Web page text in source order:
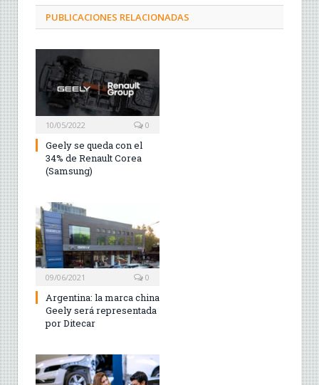
PUBLICACIONES RELACIONADAS
10/05/2022 0
Geely se queda con el
34% de Renault Corea
(Samsung)
09/06/2021 0
Argentina: la marca china
Geely será representada
por Ditecar